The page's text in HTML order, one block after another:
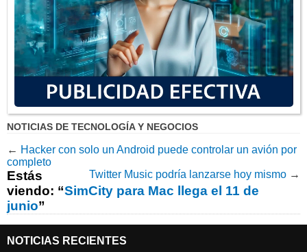
NOTICIAS DE TECNOLOGÍA Y NEGOCIOS
← Hacker con solo un Android puede controlar un avión por
completo
Twitter Music podría lanzarse hoy mismo →
Estás
viendo: “SimCity para Mac llega el 11 de
junio”
NOTICIAS RECIENTES